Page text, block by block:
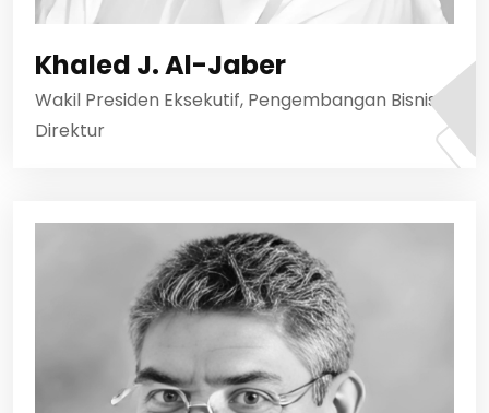
Khaled J. Al-Jaber
Wakil Presiden Eksekutif, Pengembangan Bisnis &
Direktur